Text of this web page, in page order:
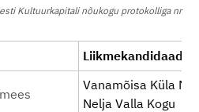
Kultuurkapitali nõukogu protokolliga nr
Vanamõisa Küla
Nelja Valla Kogu